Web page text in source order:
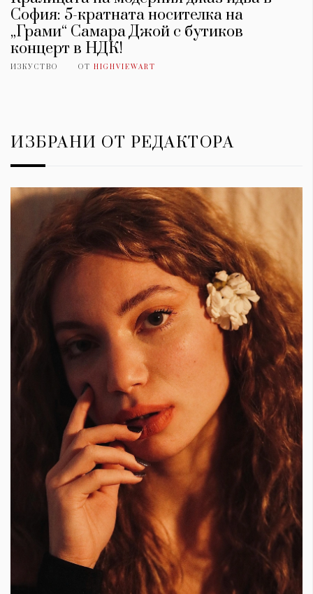
София: 5-кратната носителка на
„Грами“ Самара Джой с бутиков
концерт в НДК!
ИЗКУСТВО ОТ HIGHVIEWART
ИЗБРАНИ ОТ РЕДАКТОРА